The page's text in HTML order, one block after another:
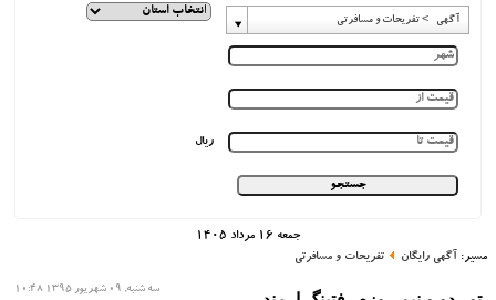
آگهی -> تفریحات و مسافرتی
ریال
جمعه 16 مرداد 1405
مسیر: آگهی رایگان تفریحات و مسافرتی
سه شنبه, 09 شهریور 1395 10:48